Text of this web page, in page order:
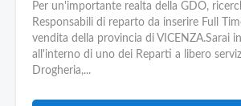
Per un'importante realta della GDO,
Responsabili di reparto da inserire Full
vendita della provincia di VICENZA.Sarai
all'interno di uno dei Reparti a libero
Drogheria,...